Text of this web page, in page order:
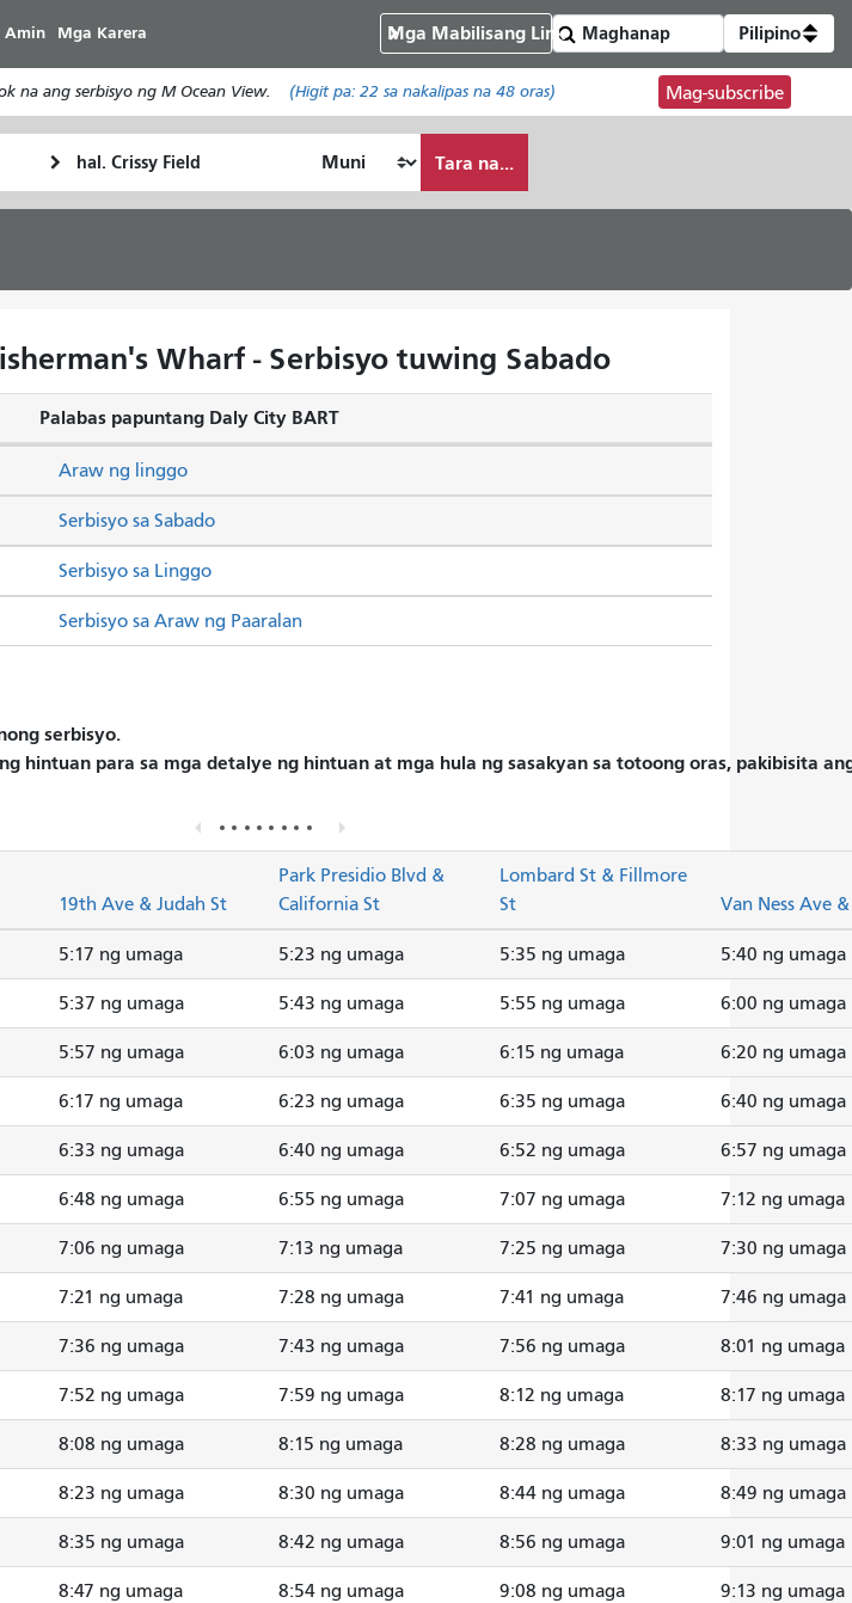
ang
pangunahing
nilalaman
Amin Mga Karera Mga Mabilisang Link Pilipino
na ang serbisyo ng M Ocean View. (Higit pa: 22 sa nakalipas na 48 oras) Mag-subscribe
Pagtatapos
Paano
ko
Tara na...
Wharf - Serbisyo tuwing Sabado
Palabas papuntang Daly City BART
Serbisyo sa Sabado
Serbisyo sa Linggo
Araw ng linggo
Serbisyo sa Araw ng Paaralan
serbisyo.
hintuan para sa mga detalye ng hintuan at mga hula ng sasakyan sa totoong oras, pakibisita
19th Ave & Judah St
Park Presidio Blvd &
California St
Lombard St & Fillmore
St
Van Ness Ave
5:17 ng umaga 5:23 ng umaga 5:35 ng umaga 5:40 ng umaga
5:37 ng umaga 5:43 ng umaga 5:55 ng umaga 6:00 ng umaga
5:57 ng umaga 6:03 ng umaga 6:15 ng umaga 6:20 ng umaga
6:17 ng umaga 6:23 ng umaga 6:35 ng umaga 6:40 ng umaga
6:33 ng umaga 6:40 ng umaga 6:52 ng umaga 6:57 ng umaga
6:48 ng umaga 6:55 ng umaga 7:07 ng umaga 7:12 ng umaga
7:06 ng umaga 7:13 ng umaga 7:25 ng umaga 7:30 ng umaga
7:21 ng umaga 7:28 ng umaga 7:41 ng umaga 7:46 ng umaga
7:36 ng umaga 7:43 ng umaga 7:56 ng umaga 8:01 ng umaga
7:52 ng umaga 7:59 ng umaga 8:12 ng umaga 8:17 ng umaga
8:08 ng umaga 8:15 ng umaga 8:28 ng umaga 8:33 ng umaga
8:23 ng umaga 8:30 ng umaga 8:44 ng umaga 8:49 ng umaga
8:35 ng umaga 8:42 ng umaga 8:56 ng umaga 9:01 ng umaga
8:47 ng umaga 8:54 ng umaga 9:08 ng umaga 9:13 ng umaga